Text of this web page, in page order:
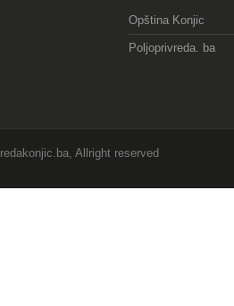
Opština Konjic
Poljoprivreda. ba
Allright reserved